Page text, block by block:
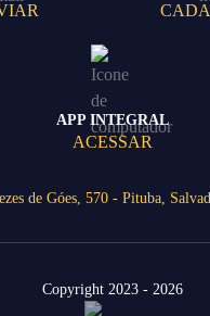
APP INTEGRAL
ACESSAR
de Góes, 570 - Pituba,
Copyright 2023 - 2026